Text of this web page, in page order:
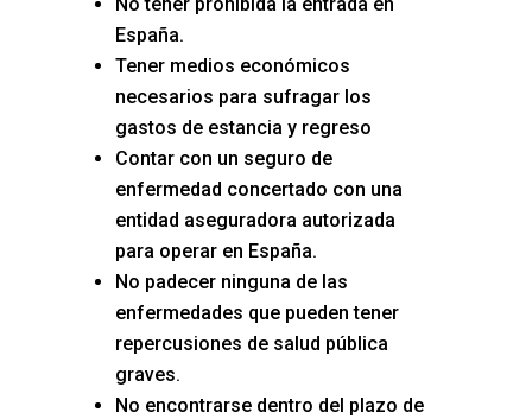
España.
Tener medios económicos
necesarios para sufragar los
gastos de estancia y regreso
Contar con un seguro de
enfermedad concertado con una
entidad aseguradora autorizada
para operar en España.
No padecer ninguna de las
enfermedades que pueden tener
repercusiones de salud pública
graves.
No encontrarse dentro del plazo de